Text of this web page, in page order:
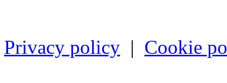
Privacy policy | Cookie